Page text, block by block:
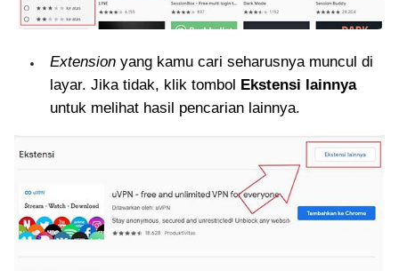
Extension yang kamu cari seharusnya muncul di
layar. Jika tidak, klik tombol Ekstensi lainnya
untuk melihat hasil pencarian lainnya.